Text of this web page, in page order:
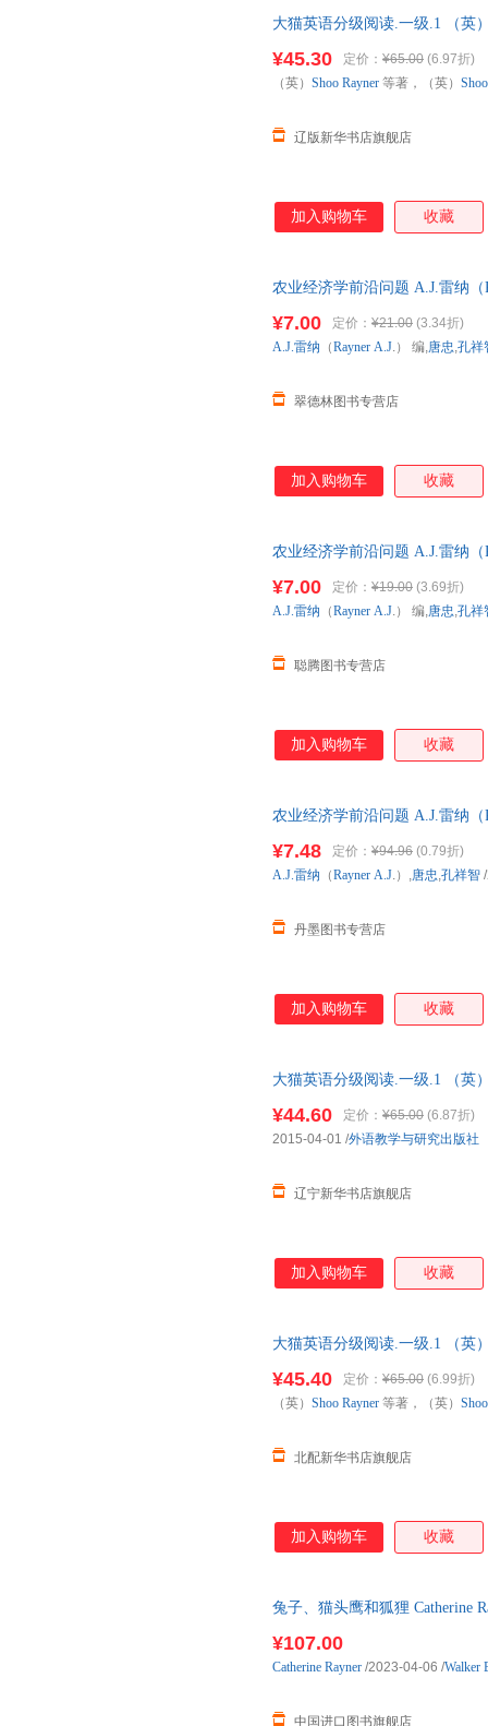
大猫英语分级阅读.一级.1 （英
¥45.30 定价： ¥65.00 (6.97折)
辽版新华书店旗舰店
（英） Shoo Rayner 等著，（英） Shoo
加入购物车 收藏
农业经济学前沿问题 A.J.雷纳
¥7.00 定价： ¥21.00 (3.34折)
翠德林图书专营店
A.J.雷纳 （Rayner A.J.） 编,唐忠,孔祥
加入购物车 收藏
农业经济学前沿问题 A.J.雷纳
¥7.00 定价： ¥19.00 (3.69折)
聪腾图书专营店
A.J.雷纳 （Rayner A.J.） 编,唐忠,孔祥
加入购物车 收藏
农业经济学前沿问题 A.J.雷纳
¥7.48 定价： ¥94.96 (0.79折)
丹墨图书专营店
A.J.雷纳 （Rayner A.J.）,唐忠,孔祥智
加入购物车 收藏
大猫英语分级阅读.一级.1 （英
¥44.60 定价： ¥65.00 (6.87折)
辽宁新华书店旗舰店
2015-04-01 /外语教学与研究出版社
加入购物车 收藏
大猫英语分级阅读.一级.1 （英
¥45.40 定价： ¥65.00 (6.99折)
北配新华书店旗舰店
（英） Shoo Rayner 等著，（英） Shoo
加入购物车 收藏
兔子、猫头鹰和狐狸 Catherine
¥107.00
中国进口图书旗舰店
Catherine Rayner /2023-04-06 /Walker